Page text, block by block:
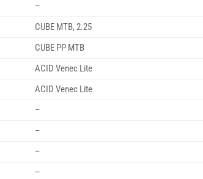
–
CUBE MTB, 2.25
CUBE PP MTB
ACID Venec Lite
ACID Venec Lite
–
–
–
–